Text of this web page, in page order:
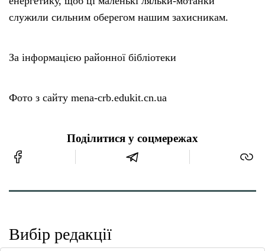
служили сильним оберегом нашим захисникам.
За інформацією районної бібліотеки
Фото з сайту mena-crb.edukit.cn.ua
Поділитися у соцмережах
Вибір редакції